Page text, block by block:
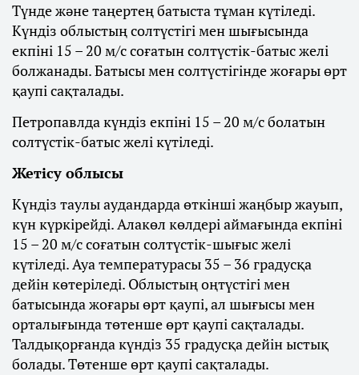
Түнде және таңертең батыста тұман күтіледі.
Күндіз облыстың солтүстігі мен шығысында
екпіні 15 – 20 м/с соғатын солтүстік-батыс желі
болжанады. Батысы мен солтүстігінде жоғары өрт
қаупі сақталады.
Петропавлда күндіз екпіні 15 – 20 м/с болатын
солтүстік-батыс желі күтіледі.
Жетісу облысы
Күндіз таулы аудандарда өткінші жаңбыр жауып,
күн күркірейді. Алакөл көлдері аймағында екпіні
15 – 20 м/с соғатын солтүстік-шығыс желі
күтіледі. Ауа температурасы 35 – 36 градусқа
дейін көтеріледі. Облыстың оңтүстігі мен
батысында жоғары өрт қаупі, ал шығысы мен
орталығында төтенше өрт қаупі сақталады.
Талдықорғанда күндіз 35 градусқа дейін ыстық
болады. Төтенше өрт қаупі сақталады.